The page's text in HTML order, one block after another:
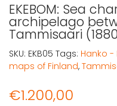
EKEBOM: Sea
archipelago
Tammisaari
€1.200,00
SKU: EKB05 Tags: Hanko -
maps of Finland,